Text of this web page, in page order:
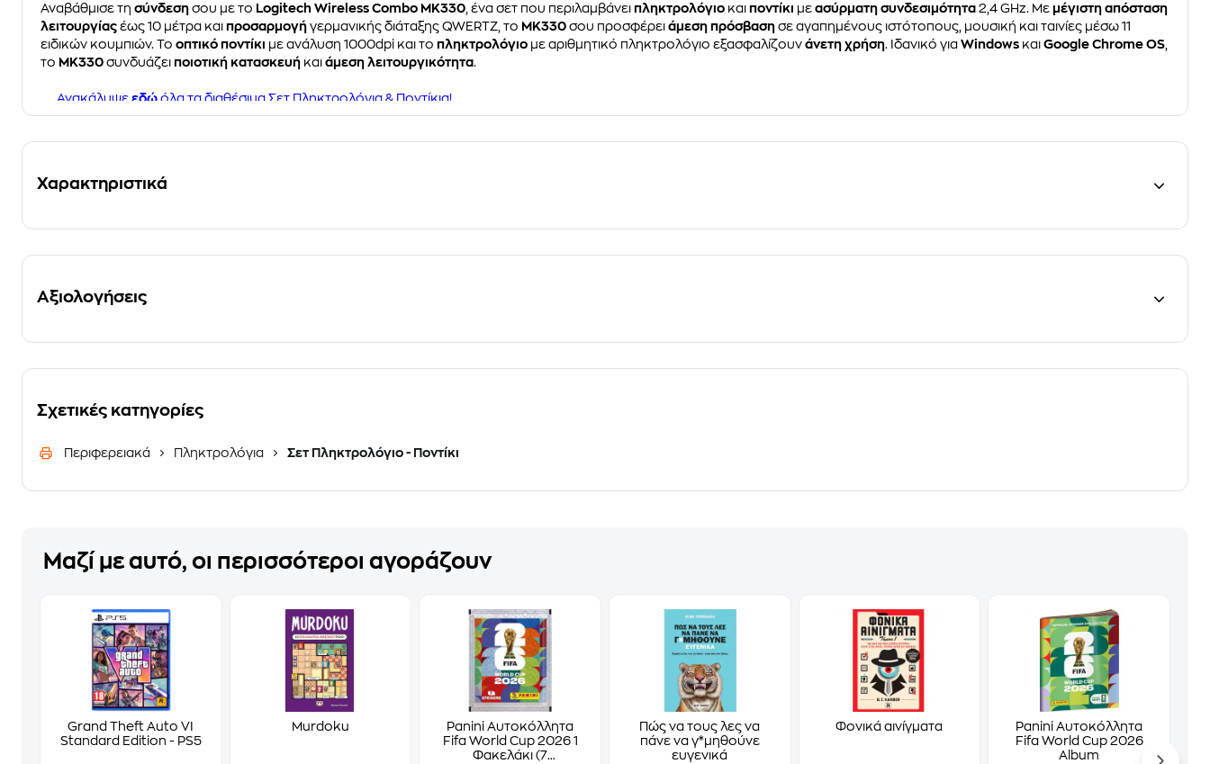
Αναβάθμισε τη σύνδεση σου με το Logitech Wireless Combo MK330 , ένα σετ που περιλαμβάνει πληκτρολόγιο και ποντίκι με ασύρματη συνδεσιμότητα 2,4 GHz. Με μέγιστη απόσταση
λειτουργίας έως 10 μέτρα και προσαρμογή γερμανικής διάταξης QWERTZ, το MK330 σου προσφέρει άμεση πρόσβαση σε αγαπημένους ιστότοπους, μουσική και ταινίες μέσω 11
ειδικών κουμπιών. Το οπτικό ποντίκι με ανάλυση 1000dpi και το πληκτρολόγιο με αριθμητικό πληκτρολόγιο εξασφαλίζουν άνετη χρήση. Ιδανικό για Windows και Google Chrome OS
το MK330 συνδυάζει ποιοτική κατασκευή και άμεση λειτουργικότητα.
Ανακάλυψε εδώ όλα τα διαθέσιμα Σετ Πληκτρολόγια & Ποντίκια!
Χαρακτηριστικά
Αξιολογήσεις
Σχετικές κατηγορίες
Περιφερειακά Πληκτρολόγια Σετ Πληκτρολόγιο - Ποντίκι
Μαζί με αυτό, οι περισσότεροι αγοράζουν
Grand Theft Auto VI
Standard Edition - PS5
Murdoku
Panini Αυτοκόλλητα
Fifa World Cup 2026 1
Φακελάκι (7
Πώς να τους λες να
πάνε να γ*μηθούνε
ευγενικά
Φονικά αινίγματα
Panini Αυτοκόλλητα
Fifa World Cup 2026
Album